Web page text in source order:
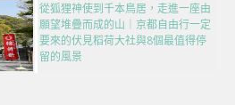
從狐狸神使到千本鳥居，走進一座由
願望堆疊而成的山｜京都自由行一定
要來的伏見稻荷大社與8個最值得停
留的風景